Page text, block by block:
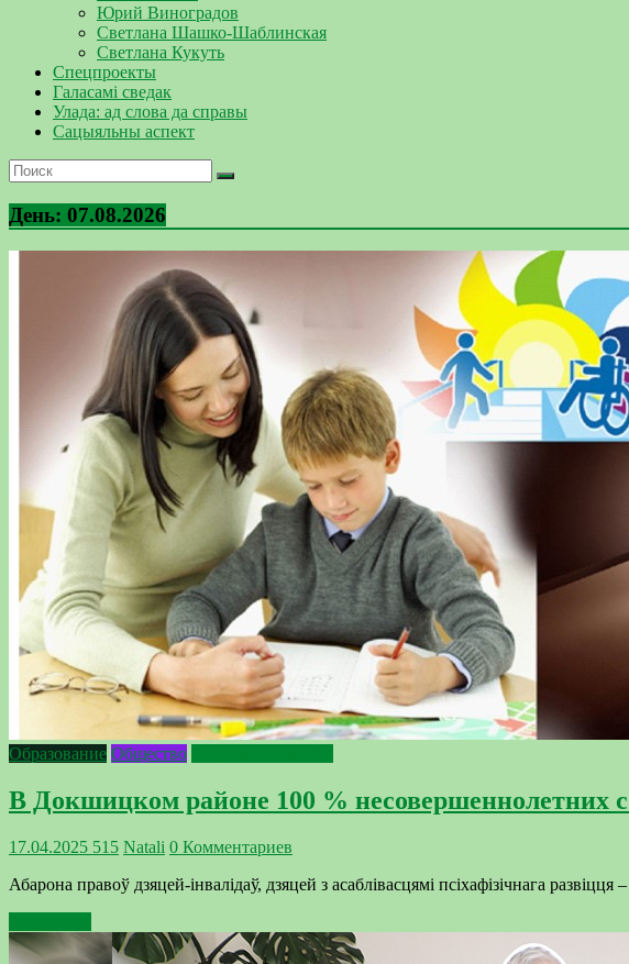
Юрий Виноградов
Светлана Шашко-Шаблинская
Светлана Кукуть
Спецпроекты
Галасамі сведак
Улада: ад слова да справы
Сацыяльны аспект
День: 07.08.2026
Образование Общество
В Докшицком районе 100 % несовершеннолетних
17.04.2025 515 Natali 0 Комментариев
Абарона правоў дзяцей-інвалідаў, дзяцей з асаблівасцямі псіхафізічнага